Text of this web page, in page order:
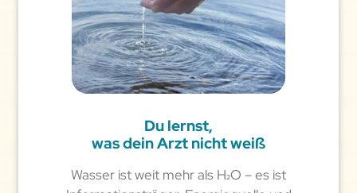
Du lernst,
was dein Arzt nicht weiß
Wasser ist weit mehr als H₂O – es ist